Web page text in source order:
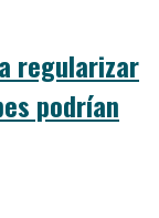
regularizar
podrían